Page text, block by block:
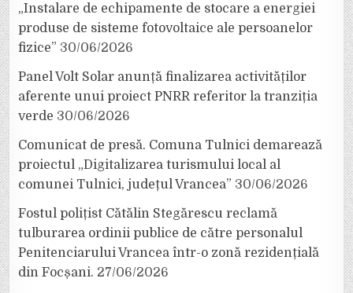
„Instalare de echipamente de stocare a energiei
produse de sisteme fotovoltaice ale persoanelor
fizice” 30/06/2026
Panel Volt Solar anunță finalizarea activităților
aferente unui proiect PNRR referitor la tranziția
verde 30/06/2026
Comunicat de presă. Comuna Tulnici demarează
proiectul „Digitalizarea turismului local al
comunei Tulnici, județul Vrancea” 30/06/2026
Fostul polițist Cătălin Stegărescu reclamă
tulburarea ordinii publice de către personalul
Penitenciarului Vrancea într-o zonă rezidențială
din Focșani. 27/06/2026